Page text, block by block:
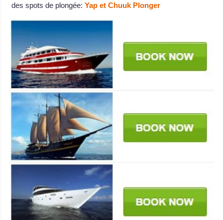
des spots de plongée: Yap et Chuuk Plonger